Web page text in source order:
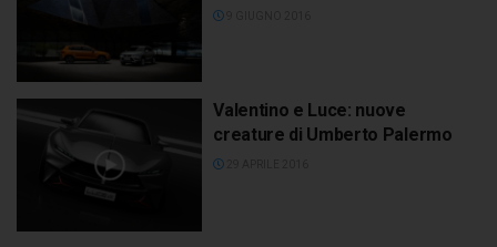
Valentino e Luce: nuove
creature di Umberto Palermo